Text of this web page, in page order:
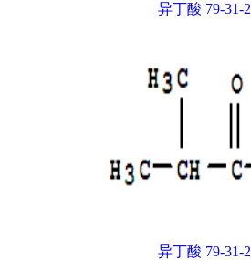
异丁酸 79-31-2
异丁酸 79-31-2